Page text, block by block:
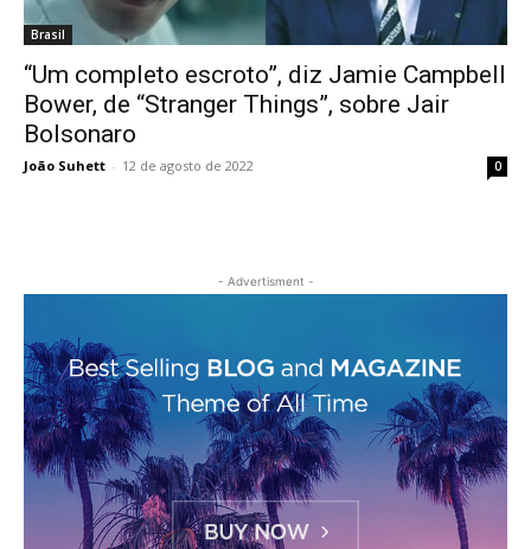
Brasil
“Um completo escroto”, diz Jamie Campbell
Bower, de “Stranger Things”, sobre Jair
Bolsonaro
João Suhett - 12 de agosto de 2022 0
- Advertisment -